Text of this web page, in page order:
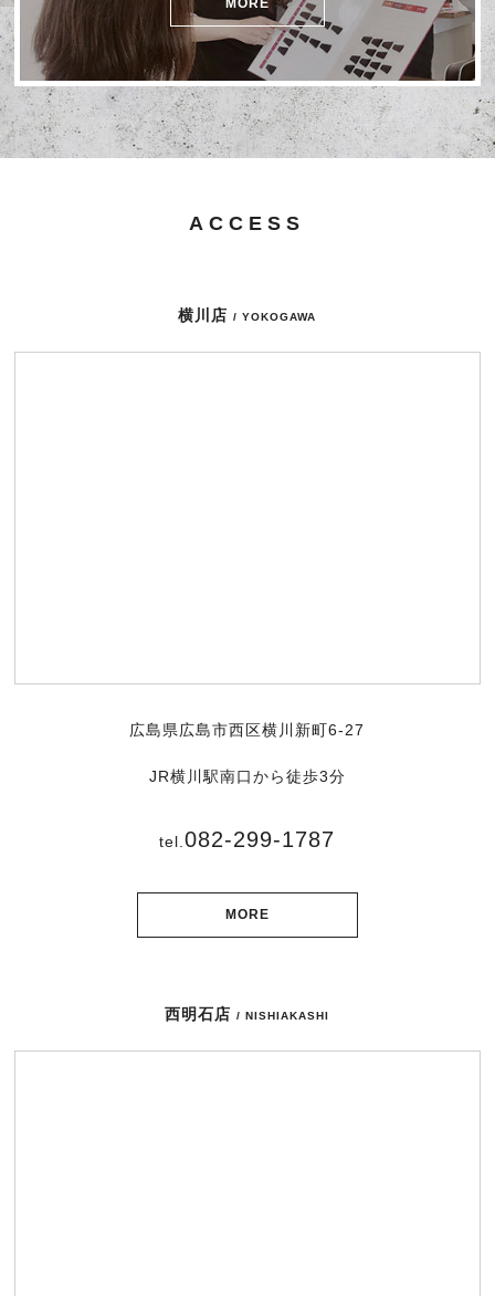
ACCESS
横川店/ YOKOGAWA
広島県広島市西区横川新町6-27
JR横川駅南口から徒歩3分
tel.082-299-1787
MORE
西明石店/ NISHIAKASHI